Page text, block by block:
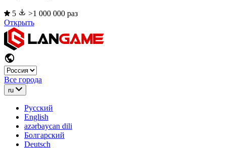
5
>1 000 000 раз
Открыть
Все города
ru
Русский
English
azərbaycan dili
Болгарский
Deutsch